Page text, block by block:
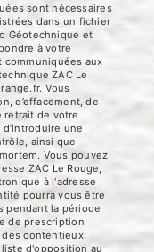
sont nécessaires
dans un fichier
Géotechnique et
à votre
communiquées aux
ZAC Le
Vous
d’effacement, de
retrait de votre
une
ainsi que
Vous pouvez
ZAC Le Rouge,
à l'adresse
pourra vous être
pendant la période
de prescription
des contentieux.
liste d'opposition au